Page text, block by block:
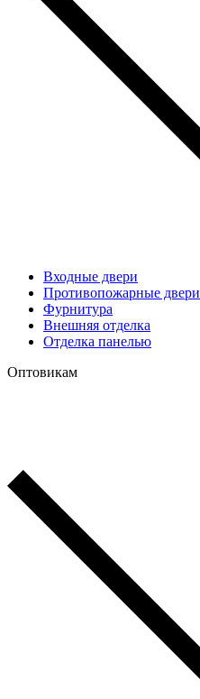
Входные двери
Противопожарные двери
Фурнитура
Внешняя отделка
Отделка панелью
Оптовикам